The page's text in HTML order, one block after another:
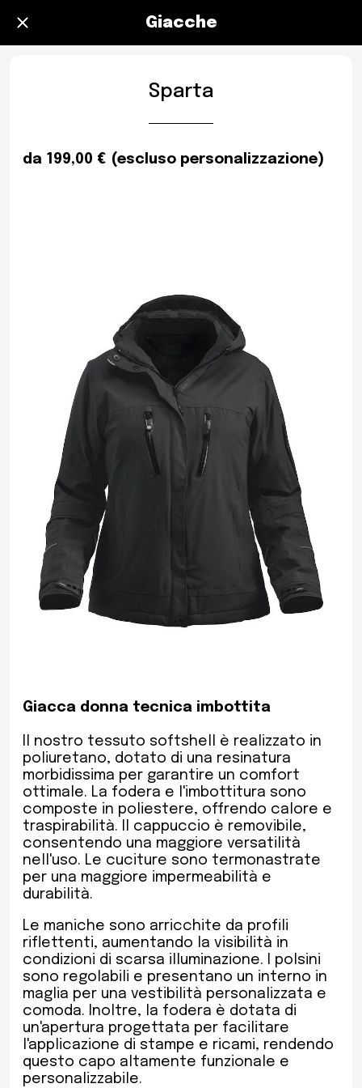
Giacche
Sparta
da 199,00 € (escluso personalizzazione)
Giacca donna tecnica imbottita
Il nostro tessuto softshell è realizzato in
poliuretano, dotato di una resinatura
morbidissima per garantire un comfort
ottimale. La fodera e l'imbottitura sono
composte in poliestere, offrendo calore e
traspirabilità. Il cappuccio è removibile,
consentendo una maggiore versatilità
nell'uso. Le cuciture sono termonastrate
per una maggiore impermeabilità e
durabilità.
Le maniche sono arricchite da profili
riflettenti, aumentando la visibilità in
condizioni di scarsa illuminazione. I polsini
sono regolabili e presentano un interno in
maglia per una vestibilità personalizzata e
comoda. Inoltre, la fodera è dotata di
un'apertura progettata per facilitare
l'applicazione di stampe e ricami, rendendo
questo capo altamente funzionale e
personalizzabile.